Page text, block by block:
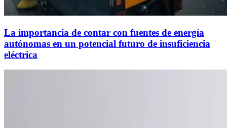
La importancia de contar con fuentes de energía
autónomas en un potencial futuro de insuficiencia
eléctrica